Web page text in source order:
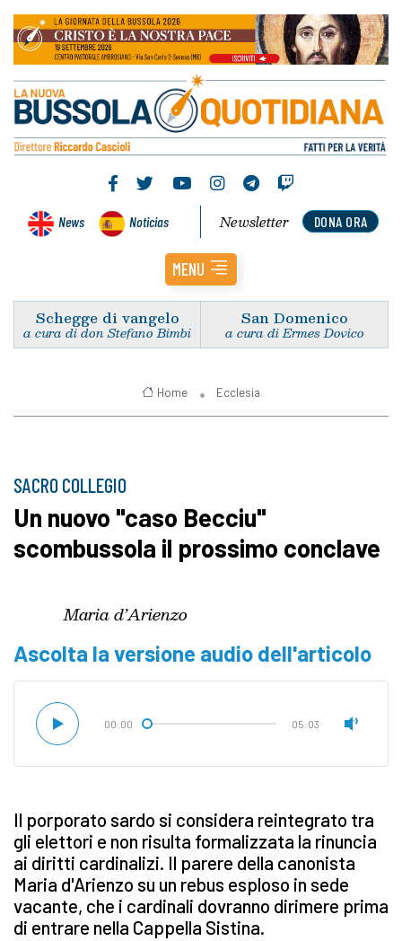
News Noticias DONA ORA
Newsletter
MENU
Schegge di vangelo
a cura di don Stefano Bimbi
San Domenico
a cura di Ermes Dovico
Home Ecclesia
SACRO COLLEGIO
Un nuovo "caso Becciu"
scombussola il prossimo conclave
Maria d’Arienzo
Ascolta la versione audio dell'articolo
00:00 05:03
Il porporato sardo si considera reintegrato tra
gli elettori e non risulta formalizzata la rinuncia
ai diritti cardinalizi. Il parere della canonista
Maria d'Arienzo su un rebus esploso in sede
vacante, che i cardinali dovranno dirimere prima
di entrare nella Cappella Sistina.